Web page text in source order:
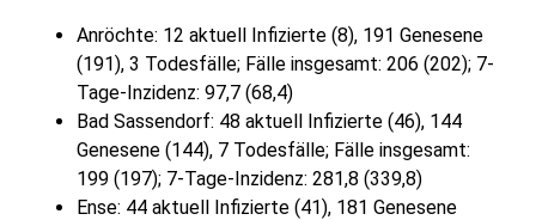
Anröchte: 12 aktuell Infizierte (8), 191 Genesene
(191), 3 Todesfälle; Fälle insgesamt: 206 (202); 7-
Tage-Inzidenz: 97,7 (68,4)
Bad Sassendorf: 48 aktuell Infizierte (46), 144
Genesene (144), 7 Todesfälle; Fälle insgesamt:
199 (197); 7-Tage-Inzidenz: 281,8 (339,8)
Ense: 44 aktuell Infizierte (41), 181 Genesene